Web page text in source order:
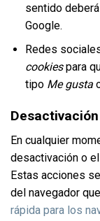
sentido
Google.
Redes
cookiespara
tipo Me gusta
En cualquier
desactivación o
Estas acciones
del navegador
rápida para los